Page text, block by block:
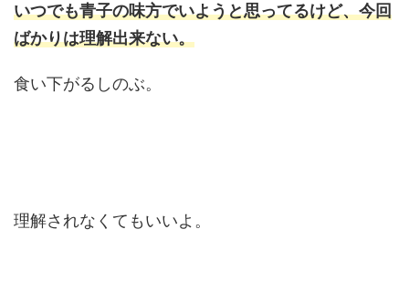
いつでも青子の味方でいようと思ってるけど、今回
ばかりは理解出来ない。
食い下がるしのぶ。
理解されなくてもいいよ。